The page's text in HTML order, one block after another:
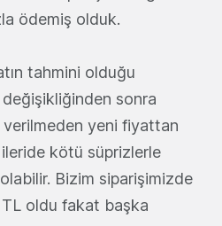
ödemiş olduk.
tahmini olduğu
sonra
verilmeden yeni fiyattan
kötü süprizlerle
Bizim siparişimizde
oldu fakat başka